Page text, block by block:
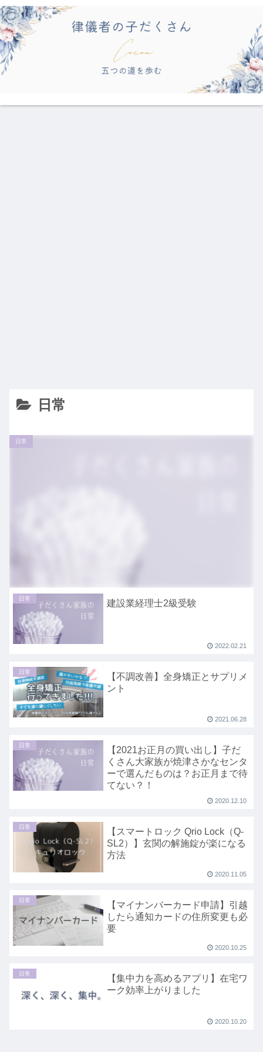
日常
日常
日常 建設業経理士2級受験
2022.02.21
日常
【不調改善】全身矯正とサプリメ
ント
2021.06.28
日常
【2021お正月の買い出し】子だ
くさん大家族が焼津さかなセンタ
ーで選んだものは？お正月まで待
てない？！
2020.12.10
日常
【スマートロック Qrio Lock（Q-
SL2）】玄関の解施錠が楽になる
方法
2020.11.05
日常
【マイナンバーカード申請】引越
したら通知カードの住所変更も必
要
2020.10.25
日常
【集中力を高めるアプリ】在宅ワ
ーク効率上がりました
2020.10.20